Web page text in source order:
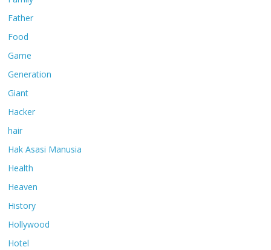
Father
Food
Game
Generation
Giant
Hacker
hair
Hak Asasi Manusia
Health
Heaven
History
Hollywood
Hotel